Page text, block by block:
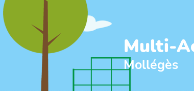
Multi-
Mollégès